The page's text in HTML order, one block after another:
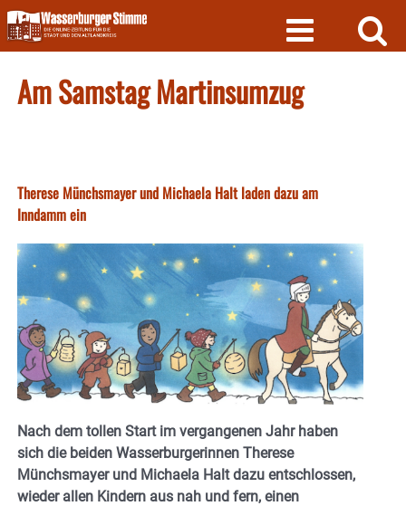
Skip
to
content
Am Samstag Martinsumzug
Therese Münchsmayer und Michaela Halt laden dazu am
Inndamm ein
Nach dem tollen Start im vergangenen Jahr haben
sich die beiden Wasserburgerinnen Therese
Münchsmayer und Michaela Halt dazu entschlossen,
wieder allen Kindern aus nah und fern, einen